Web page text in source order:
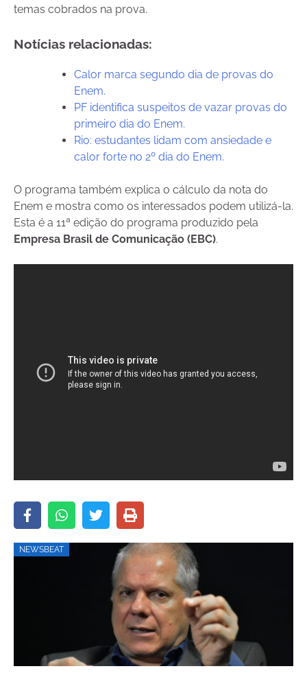
temas cobrados na prova.
Notícias relacionadas:
Calor marca segundo dia de provas do
Enem.
PF identifica suspeitos de vazar provas do
primeiro dia do Enem.
Rio: estudantes lidam com ansiedade e
calor forte no 2º dia do Enem.
O programa também explica o cálculo da nota do
Enem e mostra como os interessados podem utilizá-la.
Esta é a 11ª edição do programa produzido pela
Empresa Brasil de Comunicação (EBC).
NEWSBEAT